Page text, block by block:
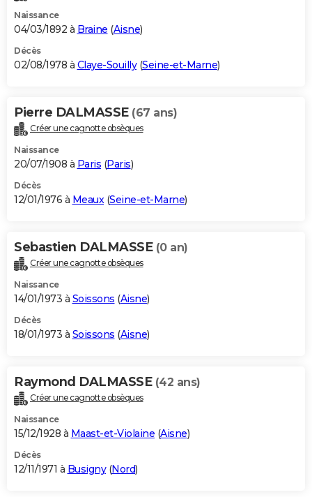
Naissance
04/03/1892 à Braine (Aisne)
Décès
02/08/1978 à Claye-Souilly(Seine-et-Marne)
Pierre DALMASSE (67 ans)
Créer une cagnotte obsèques
Naissance
20/07/1908 à Paris (Paris)
Décès
12/01/1976 à Meaux(Seine-et-Marne)
Sebastien DALMASSE (0 an)
Créer une cagnotte obsèques
Naissance
14/01/1973 à Soissons (Aisne)
Décès
18/01/1973 à Soissons (Aisne)
Raymond DALMASSE (42 ans)
Créer une cagnotte obsèques
Naissance
15/12/1928 à Maast-et-Violaine (Aisne)
Décès
12/11/1971 à Busigny(Nord)